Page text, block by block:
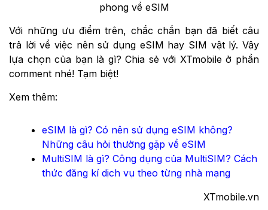
phong về eSIM
Với những ưu điểm trên, chắc chắn bạn đã biết câu
trả lời về việc nên sử dụng eSIM hay SIM vật lý. Vậy
lựa chọn của bạn là gì? Chia sẻ với XTmobile ở phần
comment nhé! Tạm biệt!
Xem thêm:
eSIM là gì? Có nên sử dụng eSIM không?
Những câu hỏi thường gặp về eSIM
MultiSIM là gì? Công dụng của MultiSIM? Cách
thức đăng kí dịch vụ theo từng nhà mạng
XTmobile.vn